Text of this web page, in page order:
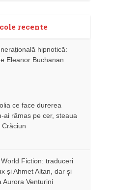
recente
hipnotică:
Eleanor Buchanan
ce face durerea
ai rămas pe cer, steaua
Crăciun
Fiction: traduceri
și Ahmet Altan, dar şi
Aurora Venturini